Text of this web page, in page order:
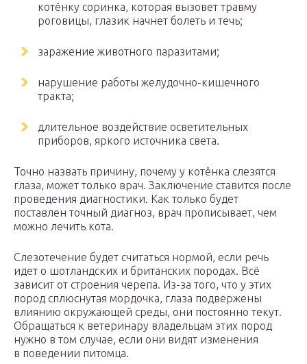
котёнку соринка, которая вызовет травму
роговицы, глазик начнет болеть и течь;
заражение животного паразитами;
нарушение работы желудочно-кишечного
тракта;
длительное воздействие осветительных
приборов, яркого источника света.
Точно назвать причину, почему у котёнка слезятся
глаза, может только врач. Заключение ставится после
проведения диагностики. Как только будет
поставлен точный диагноз, врач прописывает, чем
можно лечить кота.
Слезотечение будет считаться нормой, если речь
идет о шотландских и британских породах. Всё
зависит от строения черепа. Из-за того, что у этих
пород сплюснутая мордочка, глаза подвержены
влиянию окружающей среды, они постоянно текут.
Обращаться к ветеринару владельцам этих пород
нужно в том случае, если они видят изменения
в поведении питомца.